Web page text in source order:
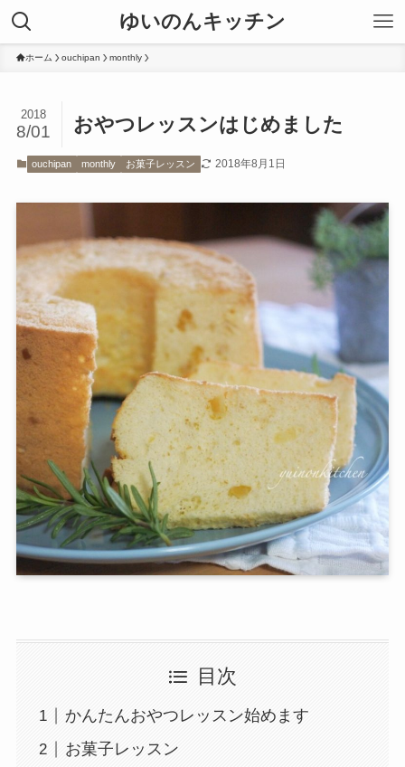
ゆいのんキッチン
ホーム ouchipan monthly
おやつレッスンはじめました
2018
8/01
ouchipan monthly お菓子レッスン 2018年8月1日
目次
かんたんおやつレッスン始めます
お菓子レッスン